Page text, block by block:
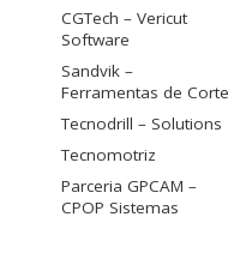
CGTech – Vericut
Software
Sandvik –
Ferramentas de Corte
Tecnodrill – Solutions
Tecnomotriz
Parceria GPCAM –
CPOP Sistemas